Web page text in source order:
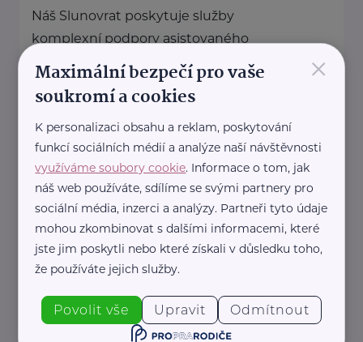
Náš Slunovrat poskytuje služby
komplexní podpory asistovaného
života. Pomáháme seniorům,
dlouhodobě nemocným,
osamělým i ...
https://www.nas-slunovrat.cz/
+420 228 224 923
info@nas-slunovrat.cz
Loono, z. s.
Karlínské náměstí 238/6 Praha 8 - Karlín
Jsme tým mladých lékařů,
studentů medicíny a dalších
×
Maximální bezpečí pro vaše
soukromí a cookies
K personalizaci obsahu a reklam, poskytování
funkcí sociálních médií a analýze naší návštěvnosti
využíváme soubory cookie. Informace o tom, jak
náš web používáte, sdílíme se svými partnery pro
sociální média, inzerci a analýzy. Partneři tyto údaje
mohou zkombinovat s dalšími informacemi, které
jste jim poskytli nebo které získali v důsledku toho,
že používáte jejich služby.
Povolit vše Upravit Odmítnout